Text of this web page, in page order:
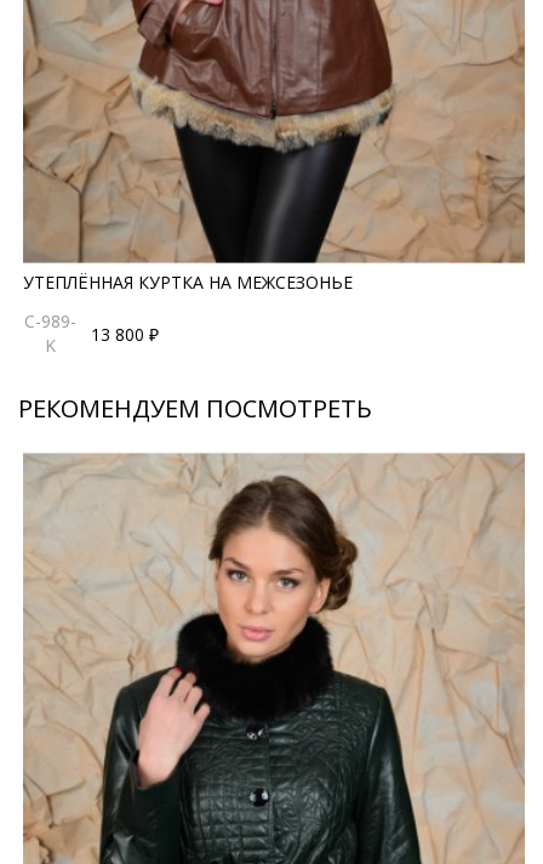
УТЕПЛЁННАЯ КУРТКА НА МЕЖСЕЗОНЬЕ
C-989-
K
13 800 ₽
РЕКОМЕНДУЕМ ПОСМОТРЕТЬ